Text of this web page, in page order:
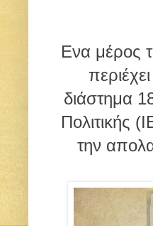
Ενα μέρος
διάστημα
Πολιτικής
την